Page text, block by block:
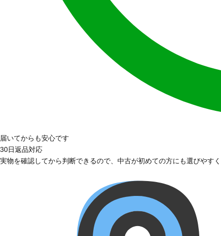
届いてからも安心です
30日返品対応
実物を確認してから判断できるので、中古が初めての方にも選びやす